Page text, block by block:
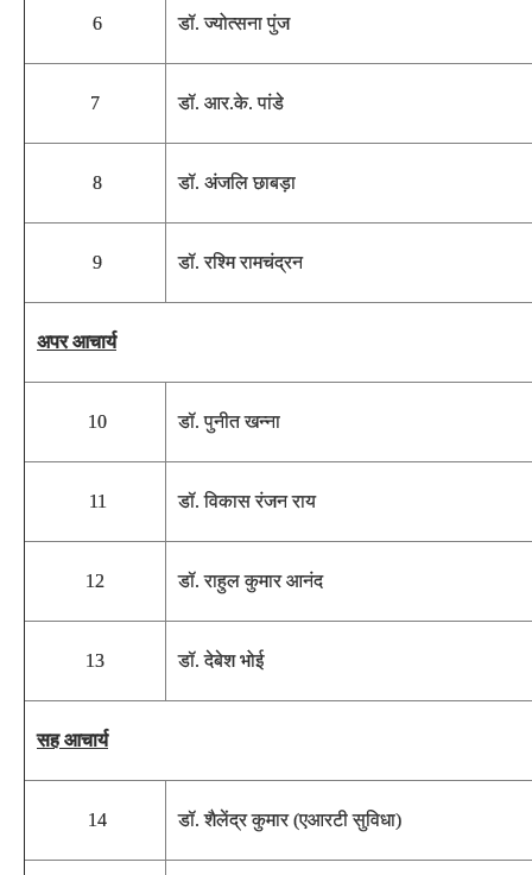
6 डॉ. ज्योत्सना पुंज
7 डॉ. आर.के. पांडे
8 डॉ. अंजलि छाबड़ा
9 डॉ. रश्मि रामचंद्रन
अपर आचार्य
10 डॉ. पुनीत खन्ना
11 डॉ. विकास रंजन राय
12 डॉ. राहुल कुमार आनंद
13 डॉ. देबेश भोई
सह आचार्य
14 डॉ. शैलेंद्र कुमार (एआरटी सुविधा)